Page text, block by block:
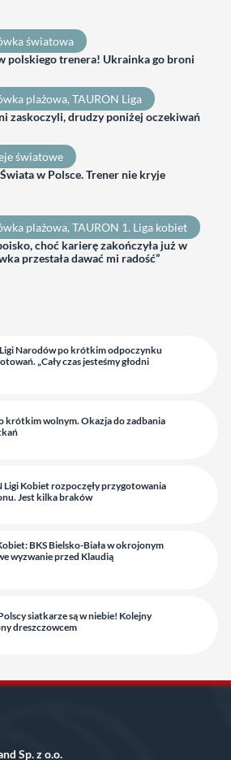
światowa
polskiego trenera! Ukrainka go broni
plażowa, TAURON Liga
zaskoczyli, drudzy poniżej oczekiwań
światowe
w Polsce. Trener nie kryje
plażowa, TAURON 1. Liga kobiet
choć karierę zakończyła już w
przestała dawać mi radość”
Ligi Narodów po krótkim odpoczynku
„Cały czas jesteśmy głodni
krótkim wolnym. Okazja do zadbania
Ligi Kobiet rozpoczęły przygotowania
Jest kilka braków
BKS Bielsko-Biała w okrojonym
wyzwanie przed Klaudią
siatkarze są w niebie! Kolejny
dreszczowcem
Sp. z o.o.